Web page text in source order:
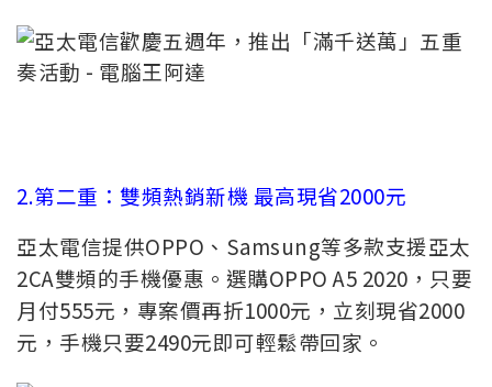
2.第二重：雙頻熱銷新機 最高現省2000元
亞太電信提供OPPO、Samsung等多款支援亞太
2CA雙頻的手機優惠。選購OPPO A5 2020，只要
月付555元，專案價再折1000元，立刻現省2000
元，手機只要2490元即可輕鬆帶回家。